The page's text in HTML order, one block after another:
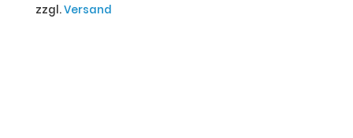
zzgl.Versand